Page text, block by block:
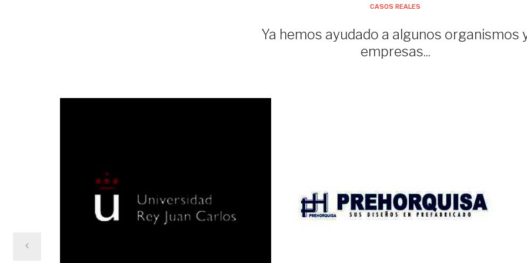
CASOS REALES
Ya hemos ayudado a algunos organismos
empresas...